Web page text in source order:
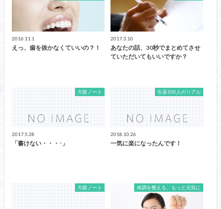
2016.11.1
えっ、歯を抜かなくていいの？！
2017.3.10
あなたの話、30秒でまとめてさせ
ていただいてもいいですか？
方眼ノート
2017.5.28
「書けない・・・･」
生薬100人のリアル
2018.10.26
一気に楽になったんです！
方眼ノート 体調を整える、もっと元気に